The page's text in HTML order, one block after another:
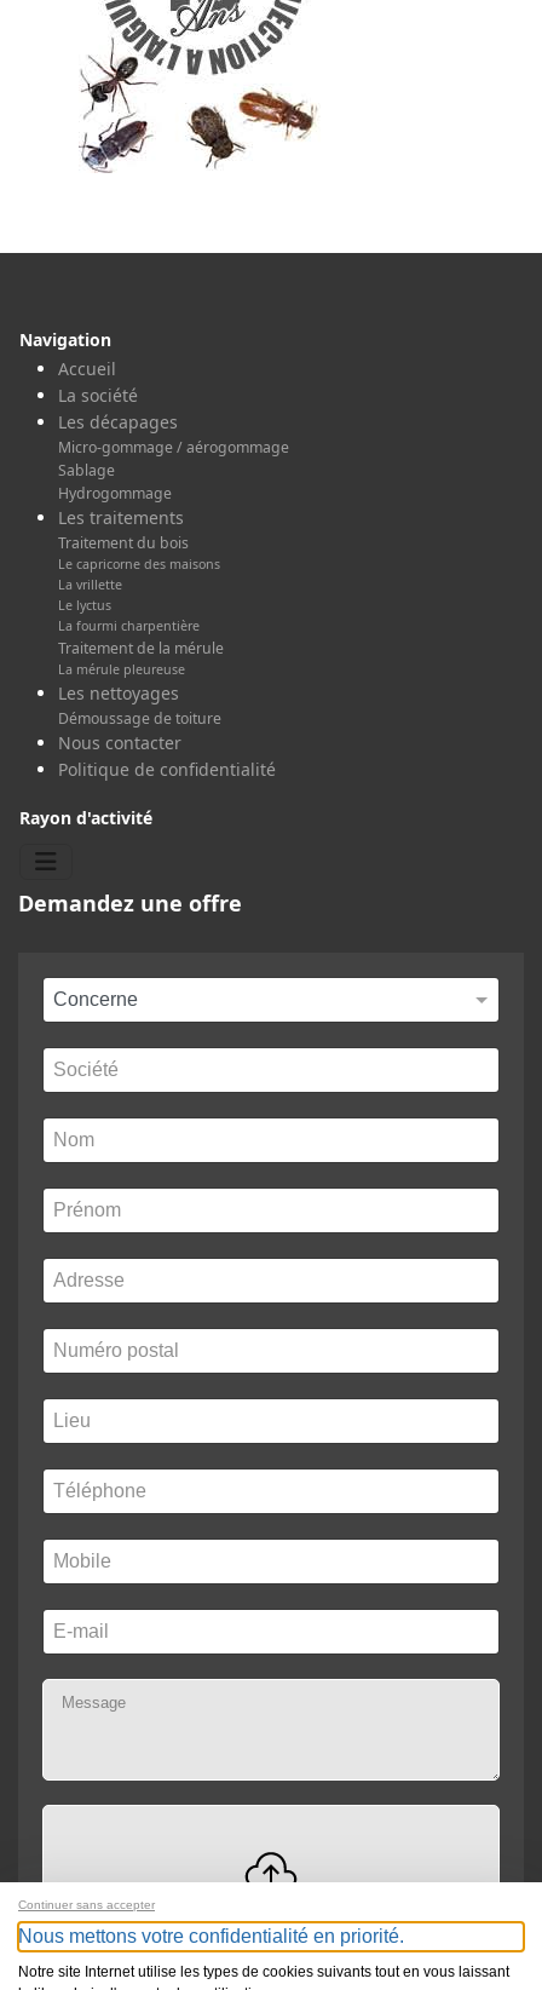
Navigation
Accueil
La société
Les décapages
Micro-gommage / aérogommage
Sablage
Hydrogommage
Les traitements
Traitement du bois
Le capricorne des maisons
La vrillette
Le lyctus
La fourmi charpentière
Traitement de la mérule
La mérule pleureuse
Les nettoyages
Démoussage de toiture
Nous contacter
Politique de confidentialité
Rayon d'activité
Demandez une offre
Drag and drop files here or
Max file size: 300MB
Continuer sans accepter
Nous mettons votre confidentialité en priorité.
Notre site Internet utilise les types de cookies suivants tout en vous laissant